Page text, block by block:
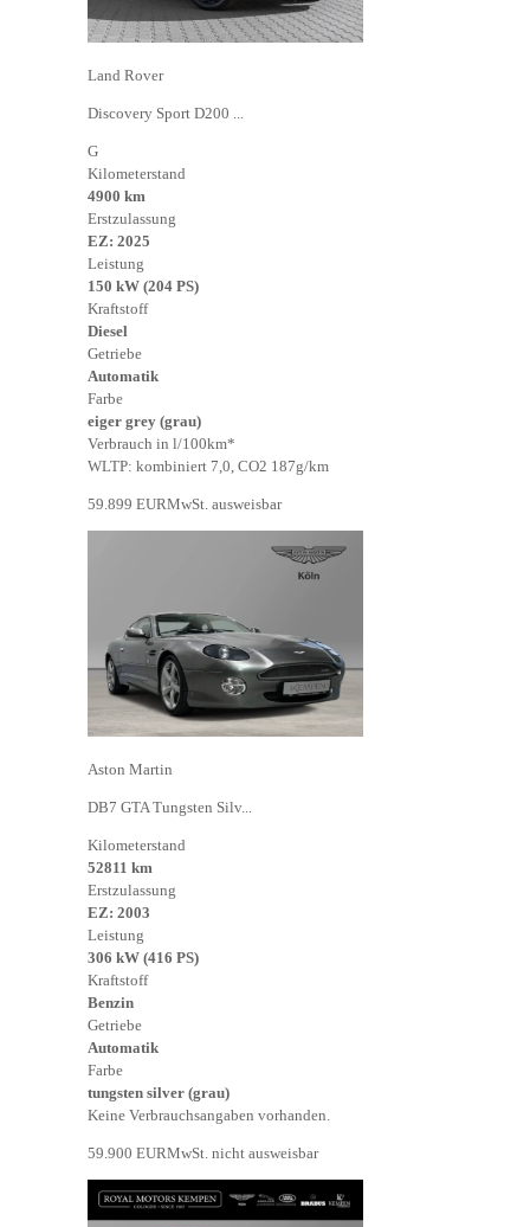
Land Rover
Discovery Sport D200 ...
G
Kilometerstand
4900 km
Erstzulassung
EZ: 2025
Leistung
150 kW (204 PS)
Kraftstoff
Diesel
Getriebe
Automatik
Farbe
eiger grey (grau)
Verbrauch in l/100km*
WLTP: kombiniert 7,0, CO2 187g/km
59.899 EURMwSt. ausweisbar
Aston Martin
DB7 GTA Tungsten Silv...
Kilometerstand
52811 km
Erstzulassung
EZ: 2003
Leistung
306 kW (416 PS)
Kraftstoff
Benzin
Getriebe
Automatik
Farbe
tungsten silver (grau)
Keine Verbrauchsangaben vorhanden.
59.900 EURMwSt. nicht ausweisbar